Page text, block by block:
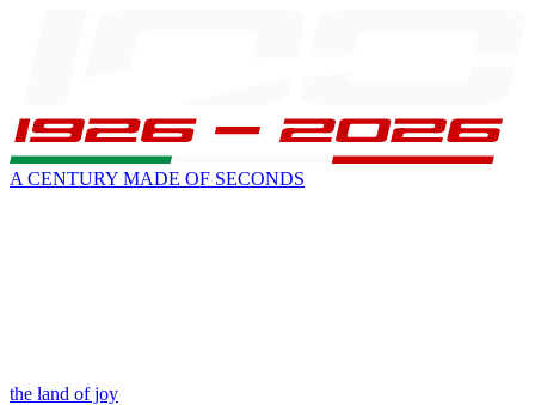
A CENTURY MADE OF SECONDS
the land of joy